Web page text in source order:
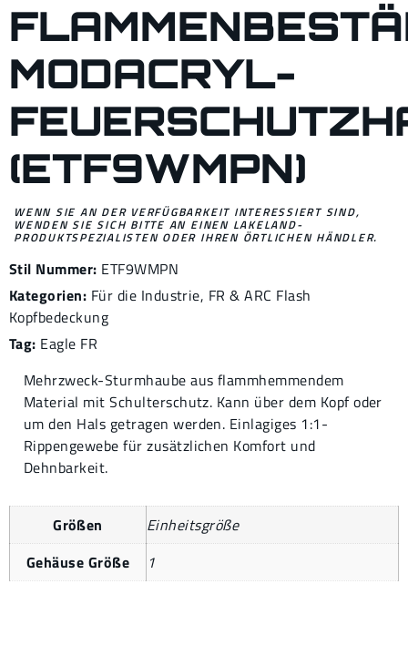
MODACRYL-
(ETF9WMPN)
WENN SIE AN DER VERFÜGBARKEIT INTERESSIERT SIND,
WENDEN SIE SICH BITTE AN EINEN LAKELAND-
PRODUKTSPEZIALISTEN ODER IHREN ÖRTLICHEN HÄNDLER.
Stil Nummer: ETF9WMPN
Kategorien: Für die Industrie, FR & ARC Flash
Kopfbedeckung
Tag: Eagle FR
Mehrzweck-Sturmhaube aus flammhemmendem
Material mit Schulterschutz. Kann über dem Kopf oder
um den Hals getragen werden. Einlagiges 1:1-
Rippengewebe für zusätzlichen Komfort und
Dehnbarkeit.
Größen
Einheitsgröße
Gehäuse Größe
1